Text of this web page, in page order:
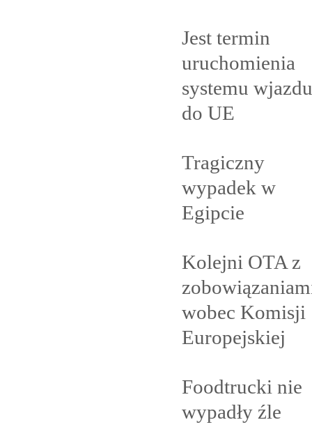
Jest termin
uruchomienia
systemu wjazdu
do UE
Tragiczny
wypadek w
Egipcie
Kolejni OTA z
wobec Komisji
Europejskiej
Foodtrucki nie
wypadły źle